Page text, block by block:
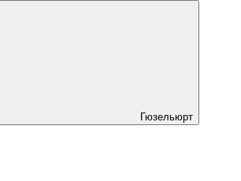
Гюзельюрт